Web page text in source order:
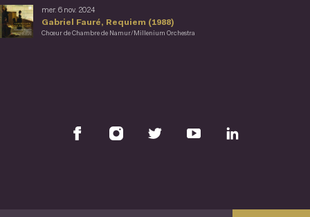
Gabriel Fauré, Requiem (1988)
mer. 6 nov. 2024
Chœur de Chambre de Namur/Millenium Orchestra